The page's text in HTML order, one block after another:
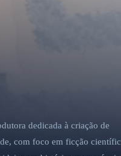
dedicada à criação de
com foco em ficção